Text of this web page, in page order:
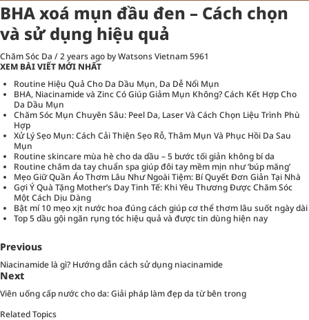
BHA xoá mụn đầu đen – Cách chọn
và sử dụng hiệu quả
Chăm Sóc Da /2 years ago by Watsons Vietnam5961
XEM BÀI VIẾT MỚI NHẤT
Routine Hiệu Quả Cho Da Dầu Mụn, Da Dễ Nổi Mụn
BHA, Niacinamide và Zinc Có Giúp Giảm Mụn Không? Cách Kết Hợp Cho
Da Dầu Mụn
Chăm Sóc Mụn Chuyên Sâu: Peel Da, Laser Và Cách Chọn Liệu Trình Phù
Hợp
Xử Lý Sẹo Mụn: Cách Cải Thiện Sẹo Rỗ, Thâm Mụn Và Phục Hồi Da Sau
Mụn
Routine skincare mùa hè cho da dầu – 5 bước tối giản không bí da
Routine chăm da tay chuẩn spa giúp đôi tay mềm mịn như ‘búp măng’
Mẹo Giữ Quần Áo Thơm Lâu Như Ngoài Tiệm: Bí Quyết Đơn Giản Tại Nhà
Gợi Ý Quà Tặng Mother’s Day Tinh Tế: Khi Yêu Thương Được Chăm Sóc
Một Cách Dịu Dàng
Bật mí 10 mẹo xịt nước hoa đúng cách giúp cơ thể thơm lâu suốt ngày dài
Top 5 dầu gội ngăn rụng tóc hiệu quả và được tin dùng hiện nay
Previous
Niacinamide là gì? Hướng dẫn cách sử dụng niacinamide
Next
Viên uống cấp nước cho da: Giải pháp làm đẹp da từ bên trong
Related Topics